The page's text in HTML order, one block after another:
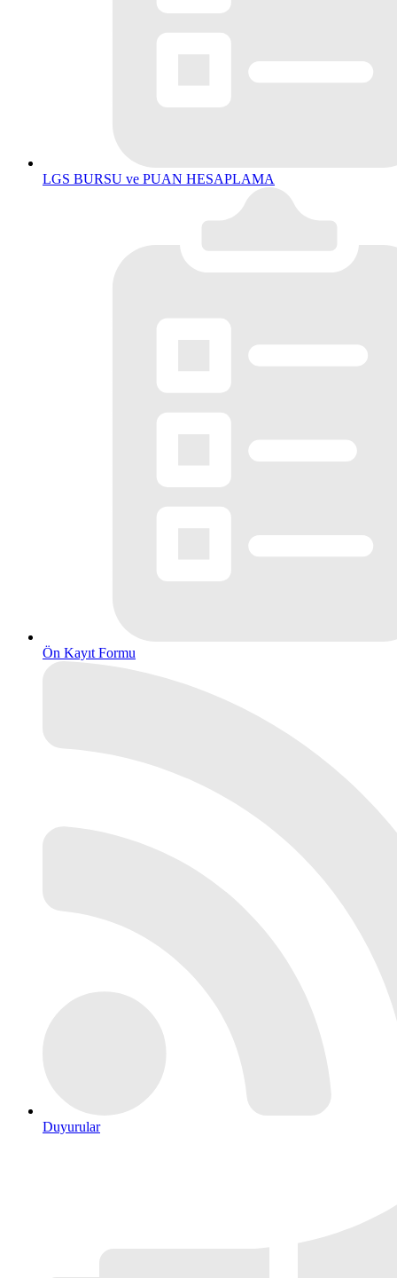
LGS BURSU ve PUAN HESAPLAMA
Ön Kayıt Formu
Duyurular